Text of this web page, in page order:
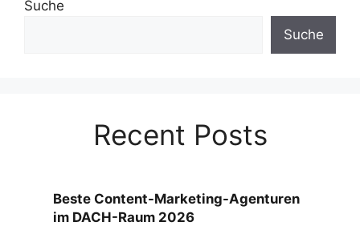
Suche
Suche
Recent Posts
Beste Content-Marketing-Agenturen
im DACH-Raum 2026